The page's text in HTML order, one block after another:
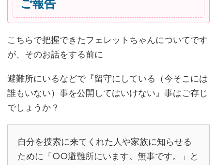
ご報告
こちらで把握できたフェレットちゃんについてです
が、そのお話をする前に
避難所にいるなどで『留守にしている（今そこには
誰もいない） 事を公開してはいけない』事はご存じ
でしょうか？
自分を捜索に来てくれた人や家族に知らせる
ために「○○避難所にいます。無事です。」と